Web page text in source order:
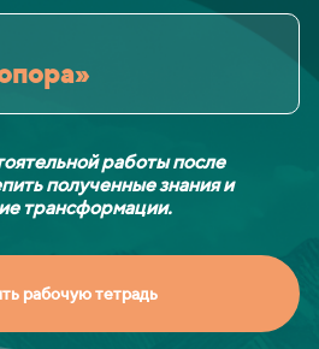
работы после
полученные знания и
трансформации.
рабочую тетрадь